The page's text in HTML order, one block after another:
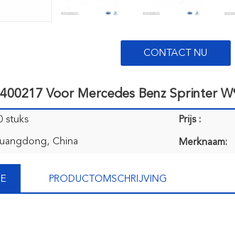
CONTACT NU
Voor Mercedes Benz Sprinter
stuks Prijs :
China Merknaam:
PRODUCTOMSCHRIJVING